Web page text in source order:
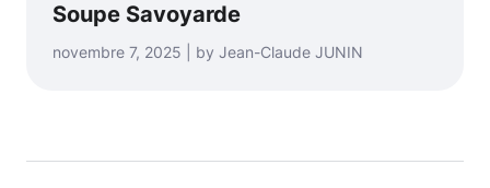
Soupe Savoyarde
novembre 7, 2025 | by Jean-Claude JUNIN